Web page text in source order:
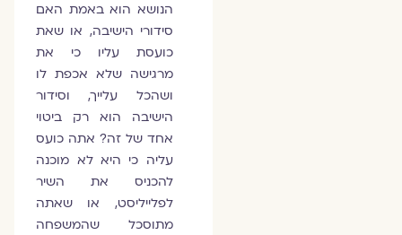
הנושא הוא באמת האם
סידורי הישיבה, או שאת
כועסת עליו כי את
מרגישה שלא אכפת לו
ושהכל עלייך, וסידור
הישיבה הוא רק ביטוי
אחד של זה? אתה כועס
עליה כי היא לא מוכנה
להכניס את השיר
לפלייליסט, או שאתה
מתוסכל שהמשפחה